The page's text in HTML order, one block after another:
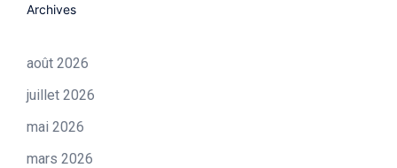
Archives
août 2026
juillet 2026
mai 2026
mars 2026